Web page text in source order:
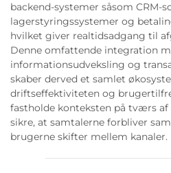
backend-systemer såsom CRM-
lagerstyringssystemer og
hvilket giver realtidsadgang til
Denne omfattende integration
informationsudveksling og
skaber derved et samlet
driftseffektiviteten og
fastholde konteksten på tværs
sikre, at samtalerne forbliver
brugerne skifter mellem kanaler.